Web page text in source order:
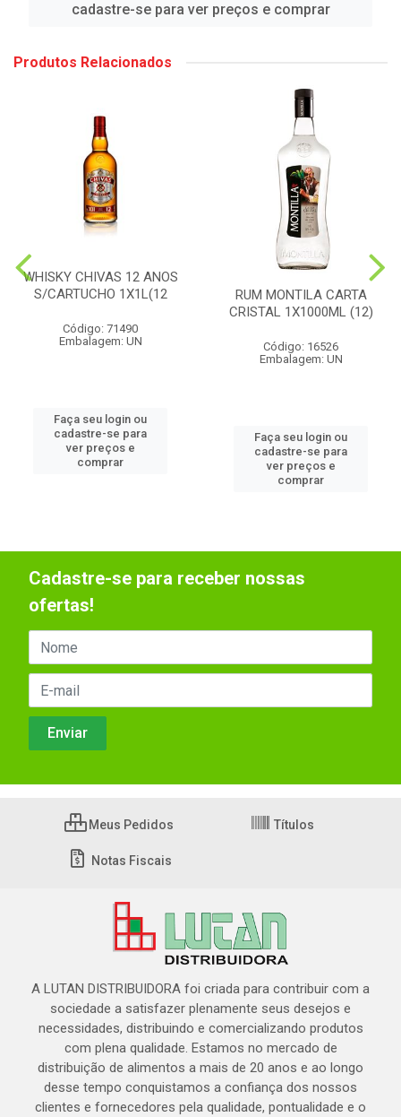
cadastre-se para ver preços e comprar
Produtos Relacionados
WHISKY CHIVAS 12 ANOS
S/CARTUCHO 1X1L(12
Código: 71490
Embalagem: UN
Faça seu login ou
cadastre-se para
ver preços e
comprar
RUM MONTILA CARTA
CRISTAL 1X1000ML (12)
Código: 16526
Embalagem: UN
Faça seu login ou
cadastre-se para
ver preços e
comprar
Cadastre-se para receber nossas
ofertas!
Meus Pedidos Títulos
Notas Fiscais
A LUTAN DISTRIBUIDORA foi criada para contribuir com a
sociedade a satisfazer plenamente seus desejos e
necessidades, distribuindo e comercializando produtos
com plena qualidade. Estamos no mercado de
distribuição de alimentos a mais de 20 anos e ao longo
desse tempo conquistamos a confiança dos nossos
clientes e fornecedores pela qualidade, pontualidade e o